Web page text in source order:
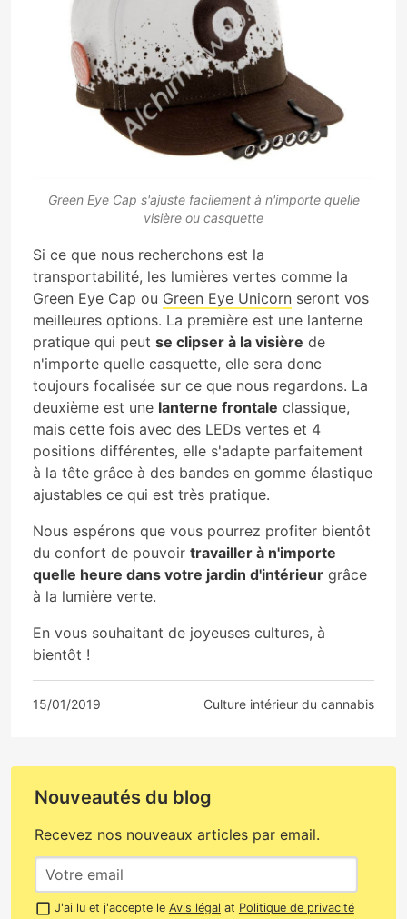
Green Eye Cap s'ajuste facilement à n'importe quelle
visière ou casquette
Si ce que nous recherchons est la
transportabilité, les lumières vertes comme la
Green Eye Cap ou Green Eye Unicorn seront vos
meilleures options. La première est une lanterne
pratique qui peut se clipser à la visière de
n'importe quelle casquette, elle sera donc
toujours focalisée sur ce que nous regardons. La
deuxième est une lanterne frontale classique,
mais cette fois avec des LEDs vertes et 4
positions différentes, elle s'adapte parfaitement
à la tête grâce à des bandes en gomme élastique
ajustables ce qui est très pratique.
Nous espérons que vous pourrez profiter bientôt
du confort de pouvoir travailler à n'importe
quelle heure dans votre jardin d'intérieur grâce
à la lumière verte.
En vous souhaitant de joyeuses cultures, à
bientôt !
15/01/2019 Culture intérieur du cannabis
Nouveautés du blog
Recevez nos nouveaux articles par email.
J'ai lu et j'accepte le Avis légal at Politique de privacité